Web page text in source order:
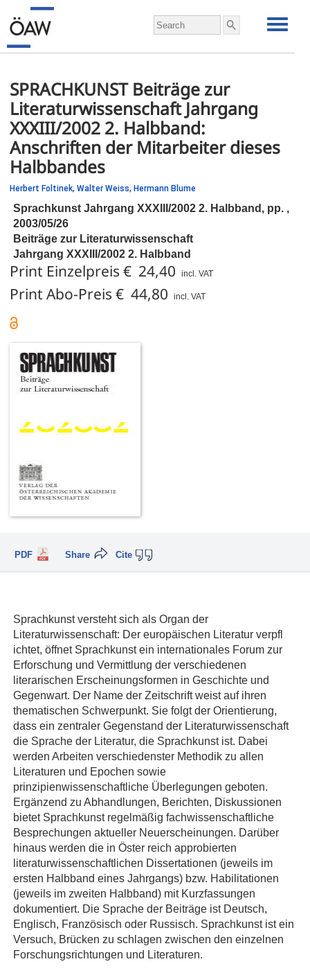
SPRACHKUNST Beiträge zur
Literaturwissenschaft Jahrgang
XXXIII/2002 2. Halbband:
Anschriften der Mitarbeiter dieses
Halbbandes
Herbert Foltinek, Walter Weiss, Hermann Blume
Sprachkunst Jahrgang XXXIII/2002 2. Halbband, pp.
2003/05/26
Beiträge zur Literaturwissenschaft
Jahrgang XXXIII/2002 2. Halbband
Print Einzelpreis € 24,40 incl. VAT
Print Abo-Preis € 44,80 incl. VAT
PDF Cite
Share
Sprachkunst versteht sich als Organ der
Literaturwissenschaft: Der europäischen Literatur verpfl
ichtet, öffnet Sprachkunst ein internationales Forum zur
Erforschung und Vermittlung der verschiedenen
literarischen Erscheinungsformen in Geschichte und
Gegenwart. Der Name der Zeitschrift weist auf ihren
thematischen Schwerpunkt. Sie folgt der Orientierung,
dass ein zentraler Gegenstand der Literaturwissenschaft
die Sprache der Literatur, die Sprachkunst ist. Dabei
werden Arbeiten verschiedenster Methodik zu allen
Literaturen und Epochen sowie
prinzipienwissenschaftliche Überlegungen geboten.
Ergänzend zu Abhandlungen, Berichten, Diskussionen
bietet Sprachkunst regelmäßig fachwissenschaftliche
Besprechungen aktueller Neuerscheinungen. Darüber
hinaus werden die in Öster reich approbierten
literaturwissenschaftlichen Dissertationen (jeweils im
ersten Halbband eines Jahrgangs) bzw. Habilitationen
(jeweils im zweiten Halbband) mit Kurzfassungen
dokumentiert. Die Sprache der Beiträge ist Deutsch,
Englisch, Französisch oder Russisch. Sprachkunst ist ein
Versuch, Brücken zu schlagen zwischen den einzelnen
Forschungsrichtungen und Literaturen.